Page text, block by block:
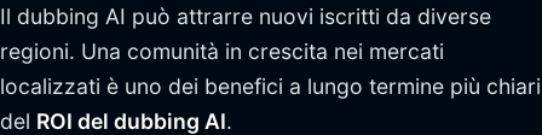
Il dubbing AI può attrarre nuovi iscritti da diverse
regioni. Una comunità in crescita nei mercati
localizzati è uno dei benefici a lungo termine più chiari
del ROI del dubbing AI.